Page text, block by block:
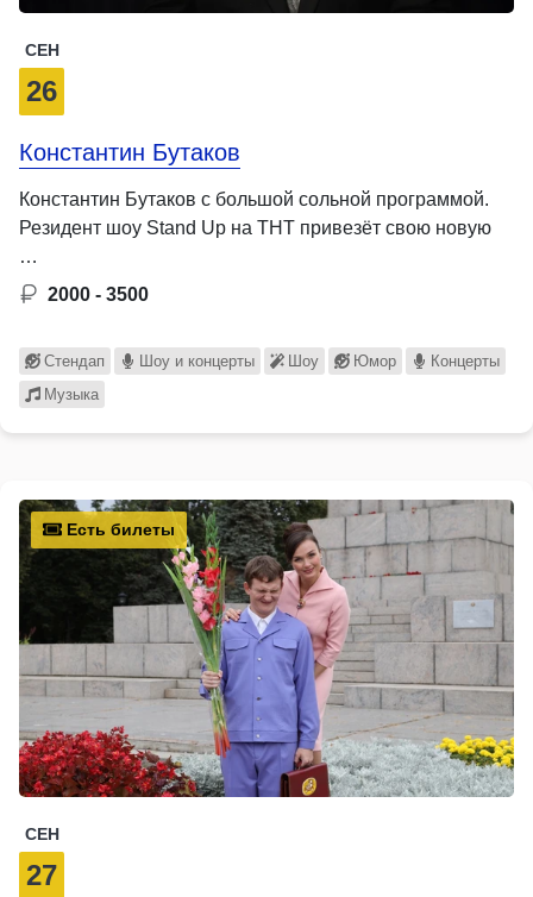
СЕН
26
Константин Бутаков
Константин Бутаков с большой сольной программой.
Резидент шоу Stand Up на ТНТ привезёт свою новую
…
2000 - 3500
Стендап Шоу и концерты Шоу Юмор
Концерты
Музыка
Есть билеты
СЕН
27